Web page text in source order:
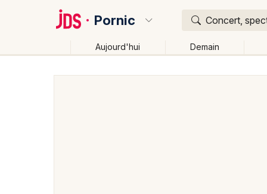
Pornic Concert,
Aujourd'hui Demain